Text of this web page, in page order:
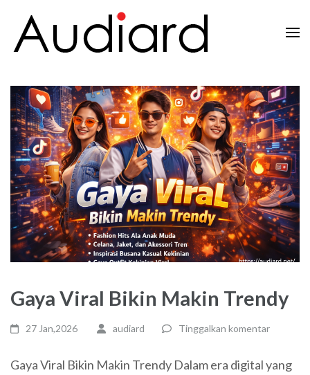
konten
Enter)
Gaya Viral Bikin Makin Trendy
27 Jan,2026 audiard Tinggalkan komentar
Gaya Viral Bikin Makin Trendy Dalam era digital yang